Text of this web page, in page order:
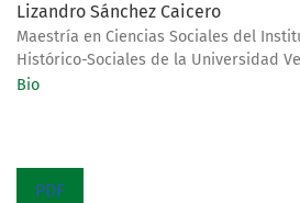
Lizandro Sánchez Caicero
Maestría en Ciencias Sociales del
Histórico-Sociales de la Universidad
Bio
PDF